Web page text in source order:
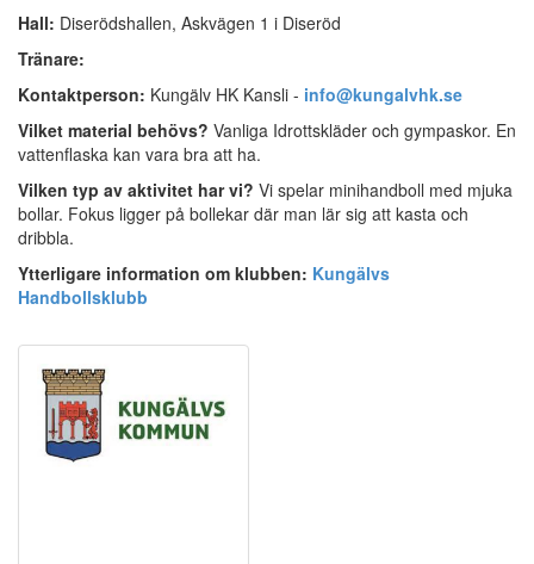
Hall: Diserödshallen, Askvägen 1 i Diseröd
Tränare:
Kontaktperson: Kungälv HK Kansli - info@kungalvhk.se
Vilket material behövs? Vanliga Idrottskläder och gympaskor. En
vattenflaska kan vara bra att ha.
Vilken typ av aktivitet har vi? Vi spelar minihandboll med mjuka
bollar. Fokus ligger på bollekar där man lär sig att kasta och
dribbla.
Ytterligare information om klubben: Kungälvs
Handbollsklubb